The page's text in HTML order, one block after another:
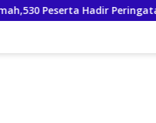
Peringatan HUT ke-23